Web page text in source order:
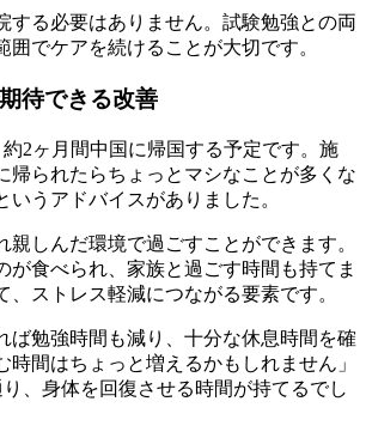
する必要はありません。試験勉強との両
囲でケアを続けることが大切です。
待できる改善
2ヶ月間中国に帰国する予定です。施
帰られたらちょっとマシなことが多くな
いうアドバイスがありました。
親しんだ環境で過ごすことができます。
が食べられ、家族と過ごす時間も持てま
、ストレス軽減につながる要素です。
ば勉強時間も減り、十分な休息時間を確
時間はちょっと増えるかもしれません」
、身体を回復させる時間が持てるでし